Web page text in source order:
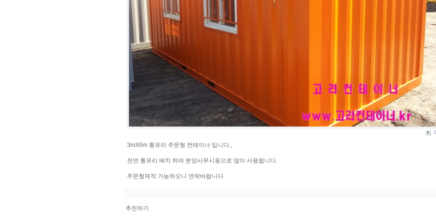
3mX6m 통유리 주문형 컨테이너 입니다.,
전면 통유리 배치 하여 분양사무시용으로 많이 사용됩니다.
주문형제작 가능하오니 연락바랍니다.
추천하기